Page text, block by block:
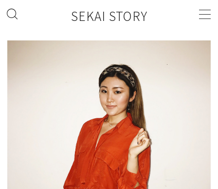
SEKAI STORY